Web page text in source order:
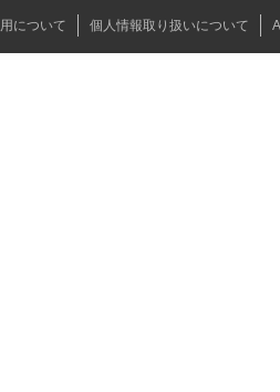
について 個人情報取り扱いについて